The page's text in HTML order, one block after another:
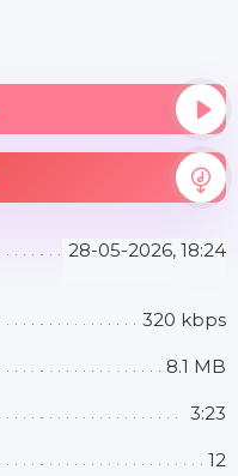
28-05-2026, 18:24
320 kbps
8.1 MB
3:23
12